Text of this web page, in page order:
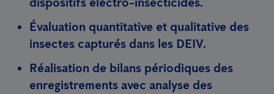
Évaluation quantitative et qualitative des
insectes capturés dans les DEIV.
Réalisation de bilans périodiques des
enregistrements avec analyse des